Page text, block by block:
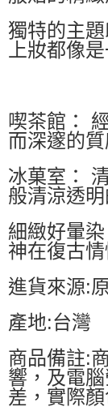
獨特的主
上妝都像
喫茶館：
而深邃的質
冰菓室：
般清涼透
細緻好暈
神在復古
進貨來源:
產地:台灣
商品備註:
響，及電
差，實際